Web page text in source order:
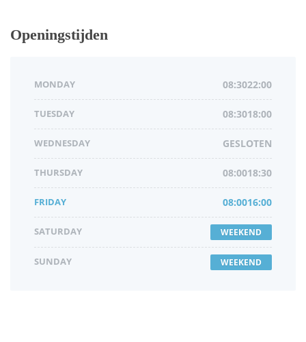
Openingstijden
MONDAY 08:3022:00
TUESDAY 08:3018:00
WEDNESDAY GESLOTEN
THURSDAY 08:0018:30
FRIDAY 08:0016:00
SATURDAY WEEKEND
SUNDAY WEEKEND